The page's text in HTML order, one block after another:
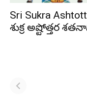
Sri Sukra
శుక్ర అష్టోత్తర
పితృదేవతల